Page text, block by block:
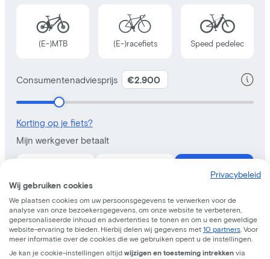
Privacybeleid
Wij gebruiken cookies
We plaatsen cookies om uw persoonsgegevens te verwerken voor de
analyse van onze bezoekersgegevens, om onze website te verbeteren,
gepersonaliseerde inhoud en advertenties te tonen en om u een geweldige
website-ervaring te bieden. Hierbij delen wij gegevens met 10 partners . Voor
meer informatie over de cookies die we gebruiken opent u de instellingen.
Je kan je cookie-instellingen altijd wijzigen en toesteming intrekken via